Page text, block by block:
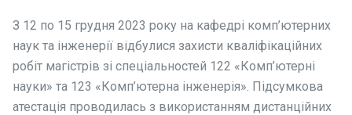
З 12 по 15 грудня 2023 року на кафедрі комп’ютерних
наук та інженерії відбулися захисти кваліфікаційних
робіт магістрів зі спеціальностей 122 «Комп’ютерні
науки» та 123 «Комп’ютерна інженерія». Підсумкова
атестація проводилась з використанням дистанційних